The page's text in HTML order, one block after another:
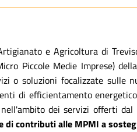
e Agricoltura di
Piccole Medie Imprese)
o soluzioni focalizzate sulle
di efficientamento
nell'ambito dei servizi offerti
di contributi alle MPMI a